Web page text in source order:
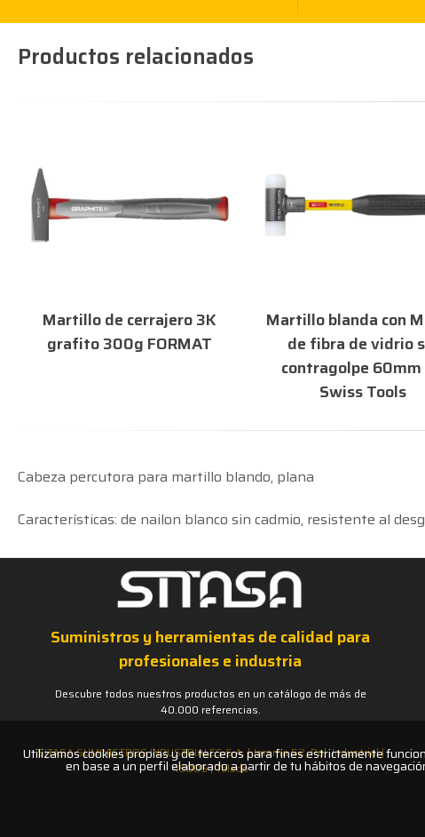
Productos relacionados
Martillo de cerrajero 3K
grafito 300g FORMAT
Martillo blanda con
de fibra de vidrio
contragolpe 60mm
Swiss Tools
Cabeza percutora para martillo blando, plana
Características: de nailon blanco sin cadmio, resistente al
Suministros y herramientas de calidad para
profesionales e industria
Descubre todos nuestros productos en un catálogo de más de
40.000 referencias.
SITASA SUMINISTROS INDUSTRIALES S.A. | Jarama 52, Pol. Industrial |
45005 | Toledo
Utilizamos cookies propias y de terceros para fines estrictamente
en base a un perfil elaborado a partir de tu hábitos de